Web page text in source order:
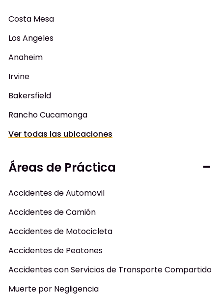
Costa Mesa
Los Angeles
Anaheim
Irvine
Bakersfield
Rancho Cucamonga
Ver todas las ubicaciones
Áreas de Práctica
Accidentes de Automovil
Accidentes de Camión
Accidentes de Motocicleta
Accidentes de Peatones
Accidentes con Servicios de Transporte Compartido
Muerte por Negligencia